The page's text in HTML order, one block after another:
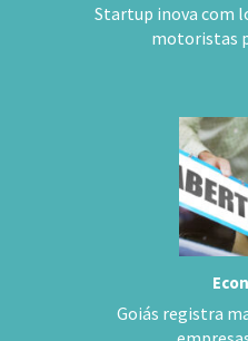
Startup inova com
motoristas
Goiás registra